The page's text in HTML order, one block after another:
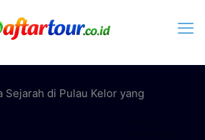
Sejarah di Pulau Kelor yang